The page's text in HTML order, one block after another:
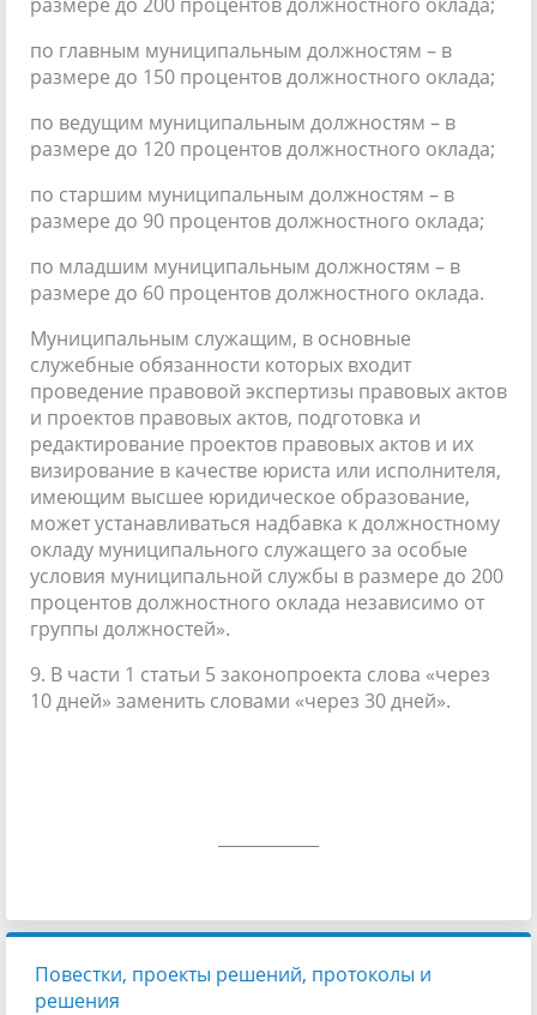
по главным муниципальным должностям – в
размере до 150 процентов должностного оклада;
по ведущим муниципальным должностям – в
размере до 120 процентов должностного оклада;
по старшим муниципальным должностям – в
размере до 90 процентов должностного оклада;
по младшим муниципальным должностям – в
размере до 60 процентов должностного оклада.
Муниципальным служащим, в основные
служебные обязанности которых входит
проведение правовой экспертизы правовых актов
и проектов правовых актов, подготовка и
редактирование проектов правовых актов и их
визирование в качестве юриста или исполнителя,
имеющим высшее юридическое образование,
может устанавливаться надбавка к должностному
окладу муниципального служащего за особые
условия муниципальной службы в размере до 200
процентов должностного оклада независимо от
группы должностей».
9. В части 1 статьи 5 законопроекта слова «через
10 дней» заменить словами «через 30 дней».
Повестки, проекты решений, протоколы и
решения